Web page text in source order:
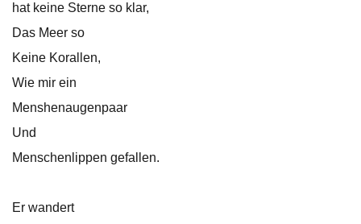
hat keine Sterne so klar,
Das Meer so
Keine Korallen,
Wie mir ein
Menshenaugenpaar
Und
Menschenlippen gefallen.
Er wandert